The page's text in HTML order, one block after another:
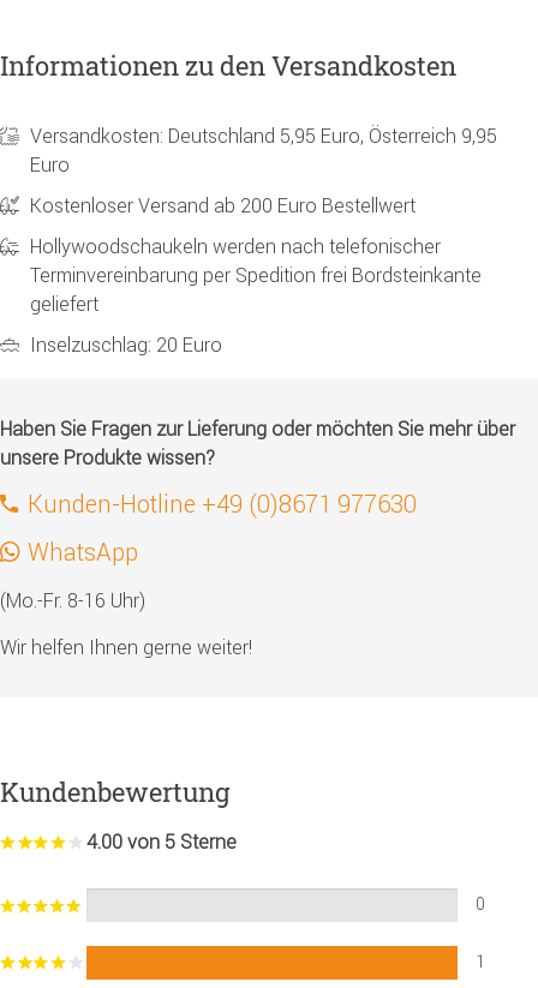
Informationen zu den Versandkosten
Versandkosten: Deutschland 5,95 Euro, Österreich 9,95
Euro
Kostenloser Versand ab 200 Euro Bestellwert
Hollywoodschaukeln werden nach telefonischer
Terminvereinbarung per Spedition frei Bordsteinkante
geliefert
Inselzuschlag: 20 Euro
Haben Sie Fragen zur Lieferung oder möchten Sie mehr über
unsere Produkte wissen?
Kunden-Hotline +49 (0)8671 977630
WhatsApp
(Mo.-Fr. 8-16 Uhr)
Wir helfen Ihnen gerne weiter!
Kundenbewertung
4.00 von 5 Sterne
0
1